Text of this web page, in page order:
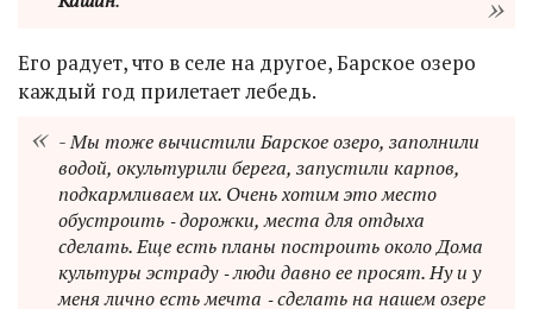
Его радует, что в селе на другое, Барское озеро
каждый год прилетает лебедь.
- Мы тоже вычистили Барское озеро, заполнили
водой, окультурили берега, запустили карпов,
подкармливаем их. Очень хотим это место
обустроить ‑ дорожки, места для отдыха
сделать. Еще есть планы построить около Дома
культуры эстраду ‑ люди давно ее просят. Ну и у
меня лично есть мечта ‑ сделать на нашем озере